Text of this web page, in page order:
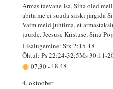
Armas taevane Isa, Sina oled
abita me ei suuda siiski järgida
Vaim meid juhtima, et
juurde. Jeesuse Kristuse, Sinu
Lisalugemine: Srk 2:15-18
Õhtul: Ps 22:24-32;5Ms 30:11-
07.30- 18.48
4. oktoober